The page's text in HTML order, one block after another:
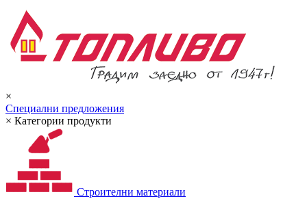
×
Специални предложения
× Категории продукти
Строителни материали